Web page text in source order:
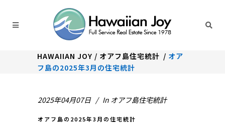
HAWAIIAN JOY / オアフ島住宅統計 / オア
フ島の2025年3月の住宅統計
2025年04月07日 In オアフ島住宅統計
オアフ島の2025年3月の住宅統計